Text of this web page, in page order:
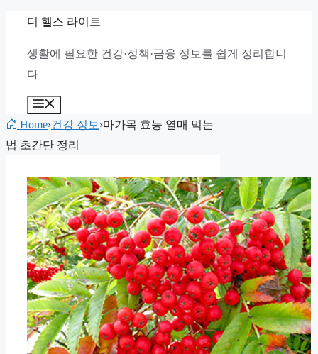
너
뛰
더 헬스 라이트
생활에 필요한 건강·정책·금융 정보를 쉽게 정리합니
다
뉴
Home›건강 정보 ›마가목 효능 열매 먹는
법 초간단 정리